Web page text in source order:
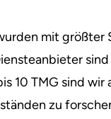
mit
10 TMG sind
zu